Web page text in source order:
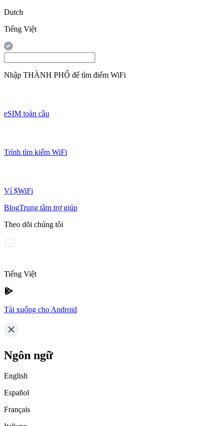
Dutch
Tiếng Việt
Nhập THÀNH PHỐ để tìm điểm WiFi
eSIM toàn cầu
Trình tìm kiếm WiFi
Ví $WiFi
BlogTrung tâm trợ giúp
Theo dõi chúng tôi
Tiếng Việt
Tải xuống cho Android
Ngôn ngữ
English
Español
Français